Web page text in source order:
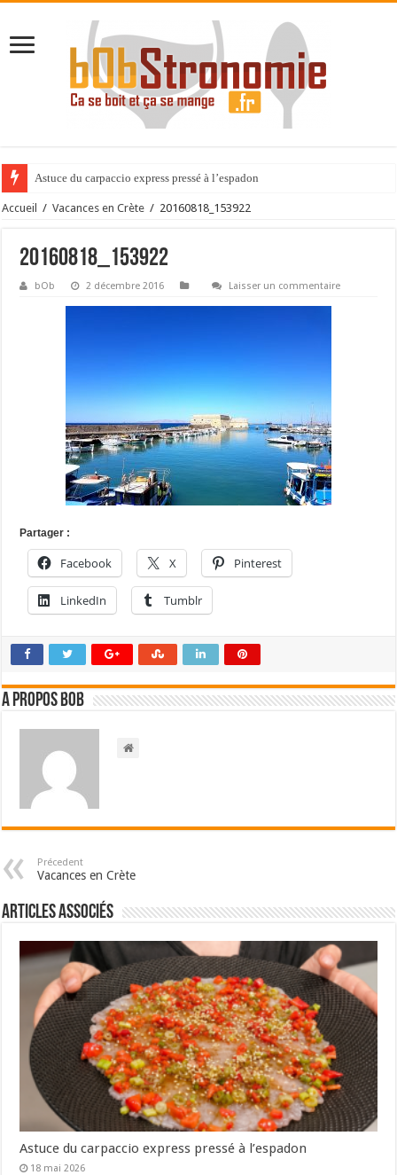
Astuce du carpaccio express pressé à l’espadon
Accueil / Vacances en Crète / 20160818_153922
20160818_153922
bOb 2 décembre 2016 Laisser un commentaire
Partager :
Facebook X Pinterest
LinkedIn Tumblr
A propos bOb
Précedent
Vacances en Crète
Articles associés
Astuce du carpaccio express pressé à l’espadon
18 mai 2026